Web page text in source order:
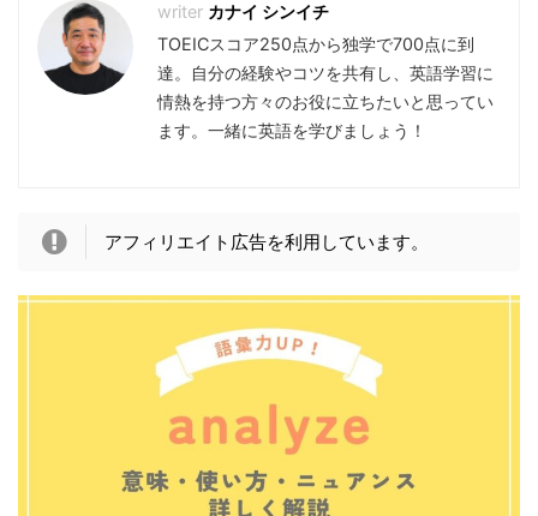
カナイ シンイチ
TOEICスコア250点から独学で700点に到
達。自分の経験やコツを共有し、英語学習に
情熱を持つ方々のお役に立ちたいと思ってい
ます。一緒に英語を学びましょう！
アフィリエイト広告を利用しています。